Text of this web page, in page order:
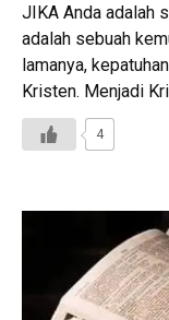
JIKA Anda adalah
adalah sebuah
lamanya,
Kristen. Menjadi
4